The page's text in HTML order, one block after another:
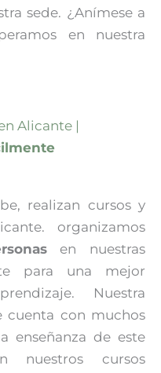
sede. ¿Anímese a
en nuestra
Alicante |
realizan cursos y
organizamos
en nuestras
para una mejor
Nuestra
cuenta con muchos
enseñanza de este
nuestros cursos